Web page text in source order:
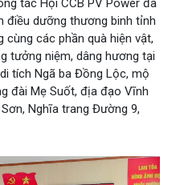
tác Hội CCB PV Power đã
điều dưỡng thương binh tỉnh
các phần quà hiện vật,
tưởng niệm, dâng hương tại
tích Ngã ba Đồng Lộc, mộ
đài Mẹ Suốt, địa đạo Vĩnh
Nghĩa trang Đường 9,